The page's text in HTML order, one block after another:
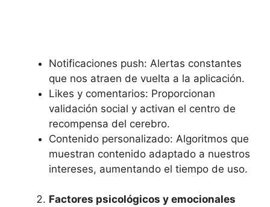
Notificaciones push: Alertas constantes
que nos atraen de vuelta a la aplicación.
Likes y comentarios: Proporcionan
validación social y activan el centro de
recompensa del cerebro.
Contenido personalizado: Algoritmos que
muestran contenido adaptado a nuestros
intereses, aumentando el tiempo de uso.
Factores psicológicos y emocionales